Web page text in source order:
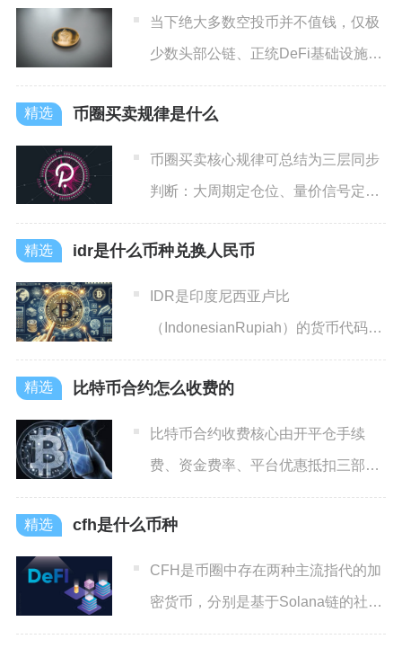
当下绝大多数空投币并不值钱，仅极
少数头部公链、正统DeFi基础设施类
项目空投具备稳定收益与
币圈买卖规律是什么
币圈买卖核心规律可总结为三层同步
判断：大周期定仓位、量价信号定入
场、情绪风控定离场，所有盈
idr是什么币种兑换人民币
IDR是印度尼西亚卢比
（IndonesianRupiah）的货币代码，
也常被称为印尼盾，截
比特币合约怎么收费的
比特币合约收费核心由开平仓手续
费、资金费率、平台优惠抵扣三部分
构成，主流平台普通用户标准费
cfh是什么币种
CFH是币圈中存在两种主流指代的加
密货币，分别是基于Solana链的社区
型代币Chines